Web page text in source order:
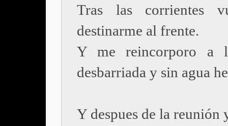
Tras las corrientes
destinarme al frente.
Y me reincorporo a
desbarriada y sin agua
Y despues de la reunión